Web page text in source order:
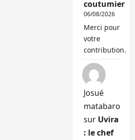
coutumier
06/08/2026
Merci pour
votre
contribution.
Josué
matabaro
sur Uvira
: le chef